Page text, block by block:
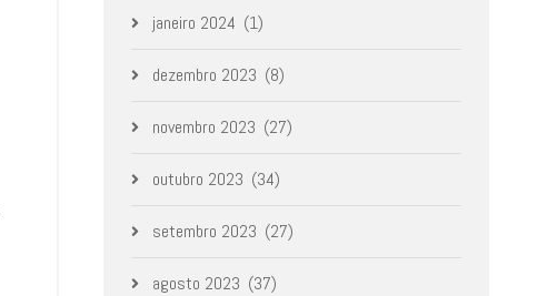
janeiro 2024 (1)
dezembro 2023 (8)
novembro 2023 (27)
outubro 2023 (34)
setembro 2023 (27)
agosto 2023 (37)